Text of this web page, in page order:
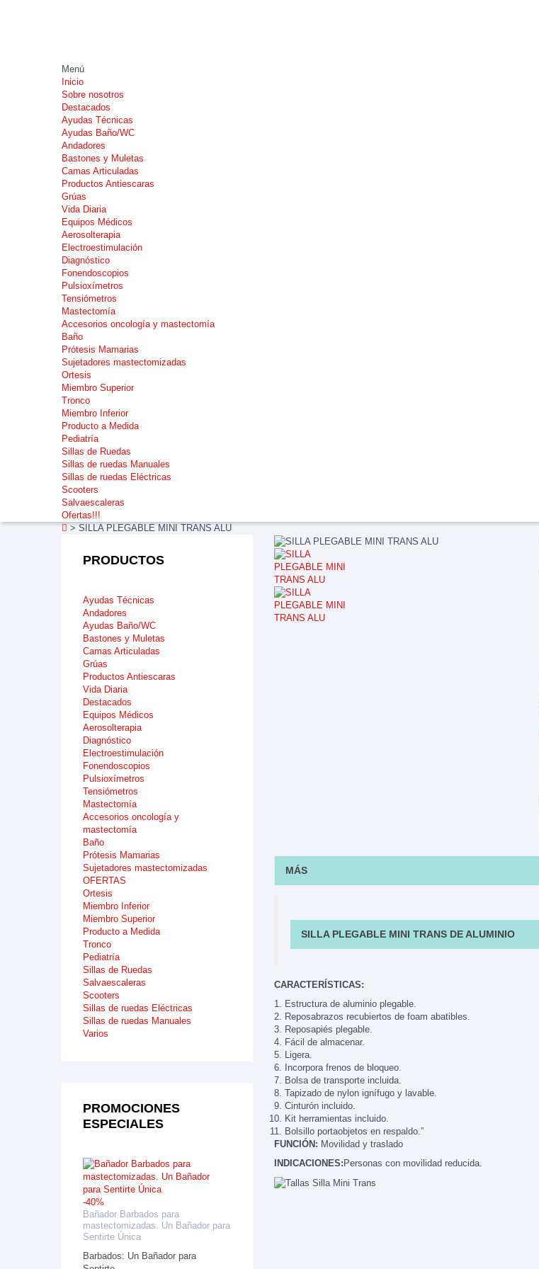
Menú
Inicio
Sobre nosotros
Destacados
Ayudas Técnicas
Ayudas Baño/WC
Andadores
Bastones y Muletas
Camas Articuladas
Productos Antiescaras
Grúas
Vida Diaria
Equipos Médicos
Aerosolterapia
Electroestimulación
Diagnóstico
Fonendoscopios
Pulsioxímetros
Tensiómetros
Mastectomía
Accesorios oncología y mastectomía
Baño
Prótesis Mamarias
Sujetadores mastectomizadas
Ortesis
Miembro Superior
Tronco
Miembro Inferior
Producto a Medida
Pediatría
Sillas de Ruedas
Sillas de ruedas Manuales
Sillas de ruedas Eléctricas
Scooters
Salvaescaleras
Ofertas!!!
> SILLA PLEGABLE MINI TRANS ALU
PRODUCTOS
Ayudas Técnicas
Andadores
Ayudas Baño/WC
Bastones y Muletas
Camas Articuladas
Grúas
Productos Antiescaras
Vida Diaria
Destacados
Equipos Médicos
Aerosolterapia
Diagnóstico
Electroestimulación
Fonendoscopios
Pulsioxímetros
Tensiómetros
Mastectomía
Accesorios oncología y
mastectomía
Baño
Prótesis Mamarias
Sujetadores mastectomizadas
OFERTAS
Ortesis
Miembro Inferior
Miembro Superior
Producto a Medida
Tronco
Pediatría
Sillas de Ruedas
Salvaescaleras
Scooters
Sillas de ruedas Eléctricas
Sillas de ruedas Manuales
Varios
PROMOCIONES
ESPECIALES
-40%
Bañador Barbados para
mastectomizadas. Un Bañador para
Sentirte Única
Barbados: Un Bañador para
MÁS
SILLA PLEGABLE MINI TRANS DE ALUMINIO
CARACTERÍSTICAS:
Estructura de aluminio plegable.
Reposabrazos recubiertos de foam abatibles.
Reposapiés plegable.
Fácil de almacenar.
Ligera.
Incorpora frenos de bloqueo.
Bolsa de transporte incluida.
Tapizado de nylon ignífugo y lavable.
Cinturón incluido.
Kit herramientas incluido.
Bolsillo portaobjetos en respaldo.”
FUNCIÓN: Movilidad y traslado
INDICACIONES: Personas con movilidad reducida.